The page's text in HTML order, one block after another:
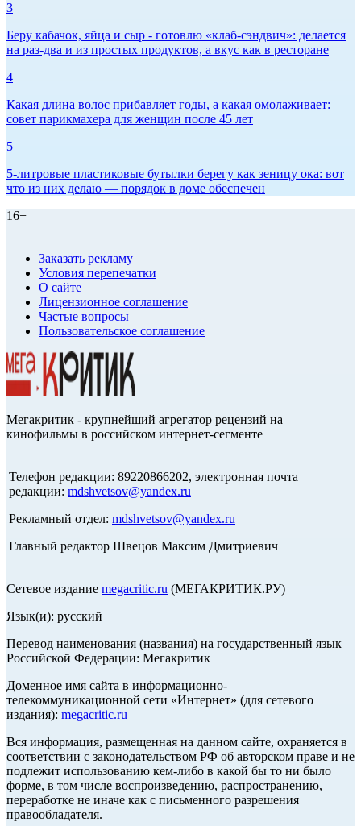
3
Беру кабачок, яйца и сыр - готовлю «клаб-сэндвич»: делается
на раз-два и из простых продуктов, а вкус как в ресторане
4
Какая длина волос прибавляет годы, а какая омолаживает:
совет парикмахера для женщин после 45 лет
5
5-литровые пластиковые бутылки берегу как зеницу ока: вот
что из них делаю — порядок в доме обеспечен
16+
Заказать рекламу
Условия перепечатки
О сайте
Лицензионное соглашение
Частые вопросы
Пользовательское соглашение
Мегакритик - крупнейший агрегатор рецензий на
кинофильмы в российском интернет-сегменте
Телефон редакции: 89220866202, электронная почта
редакции: mdshvetsov@yandex.ru
Рекламный отдел: mdshvetsov@yandex.ru
Главный редактор Швецов Максим Дмитриевич
Сетевое издание megacritic.ru (МЕГАКРИТИК.РУ)
Язык(и): русский
Перевод наименования (названия) на государственный язык
Российской Федерации: Мегакритик
Доменное имя сайта в информационно-
телекоммуникационной сети «Интернет» (для сетевого
издания): megacritic.ru
Вся информация, размещенная на данном сайте, охраняется в
соответствии с законодательством РФ об авторском праве и не
подлежит использованию кем-либо в какой бы то ни было
форме, в том числе воспроизведению, распространению,
переработке не иначе как с письменного разрешения
правообладателя.